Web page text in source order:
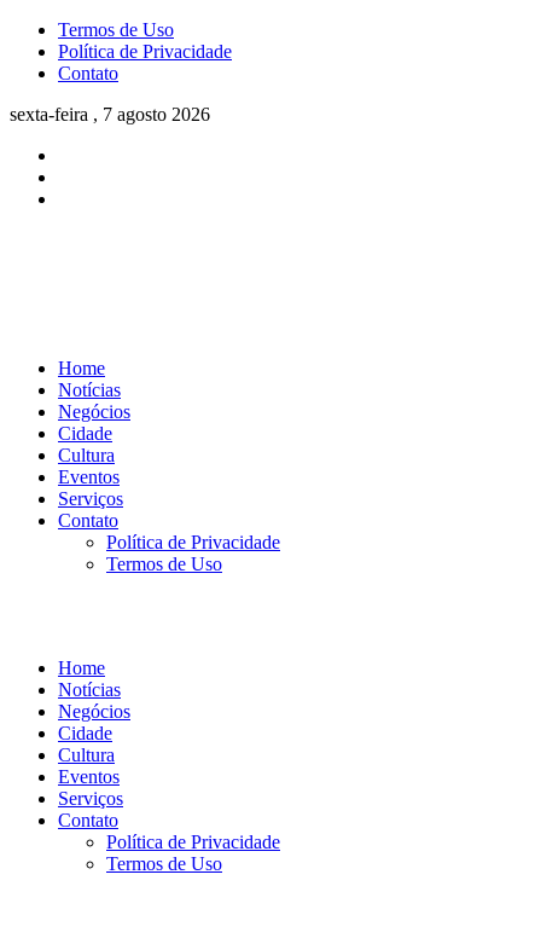
Termos de Uso
Política de Privacidade
Contato
sexta-feira , 7 agosto 2026
Home
Notícias
Negócios
Cidade
Cultura
Eventos
Serviços
Contato
Política de Privacidade
Termos de Uso
Home
Notícias
Negócios
Cidade
Cultura
Eventos
Serviços
Contato
Política de Privacidade
Termos de Uso